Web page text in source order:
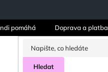
pomáhá Doprava a platba
Hledat